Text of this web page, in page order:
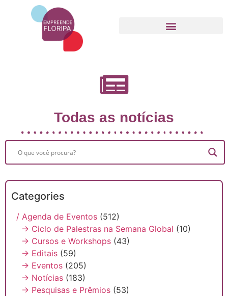
Todas as notícias
Categories
/ Agenda de Eventos (512)
→ Ciclo de Palestras na Semana Global (10)
→ Cursos e Workshops (43)
→ Editais (59)
→ Eventos (205)
→ Notícias (183)
→ Pesquisas e Prêmios (53)